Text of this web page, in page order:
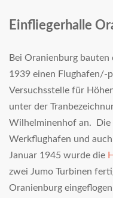
Einfliegerhalle
Bei Oranienburg
1939 einen Flughafen/-
Versuchsstelle für
unter der
Wilhelminenhof an. Die
Werkflughafen und
Januar 1945 wurde die
zwei Jumo Turbinen
Oranienburg